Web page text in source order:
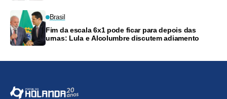
Brasil
Fim da escala 6x1 pode ficar para depois das
urnas: Lula e Alcolumbre discutem adiamento